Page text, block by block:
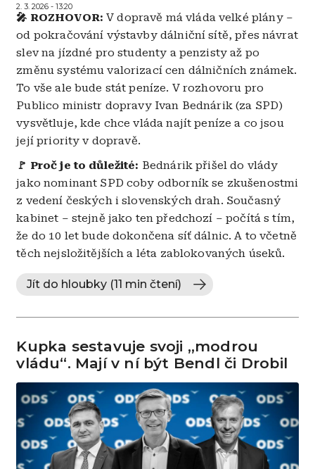
2. 3. 2026 - 13:20
🎤 ROZHOVOR: V dopravě má vláda velké plány –
od pokračování výstavby dálniční sítě, přes návrat
slev na jízdné pro studenty a penzisty až po
změnu systému valorizací cen dálničních známek.
To vše ale bude stát peníze. V rozhovoru pro
Publico ministr dopravy Ivan Bednárik (za SPD)
vysvětluje, kde chce vláda najít peníze a co jsou
její priority v dopravě.
🚩 Proč je to důležité: Bednárik přišel do vlády
jako nominant SPD coby odborník se zkušenostmi
z vedení českých i slovenských drah. Současný
kabinet – stejně jako ten předchozí – počítá s tím,
že do 10 let bude dokončena síť dálnic. A to včetně
těch nejsložitějších a léta zablokovaných úseků.
Jít do hloubky (11 min čtení)
Kupka sestavuje svoji „modrou
vládu“. Mají v ní být Bendl či Drobil